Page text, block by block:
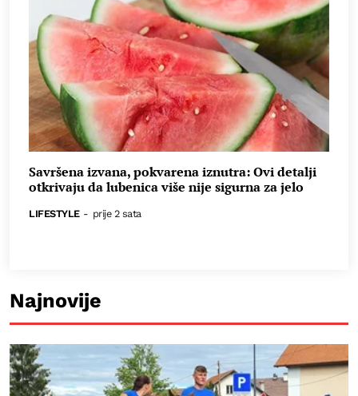
Savršena izvana, pokvarena iznutra: Ovi detalji
otkrivaju da lubenica više nije sigurna za jelo
LIFESTYLE - prije 2 sata
Najnovije